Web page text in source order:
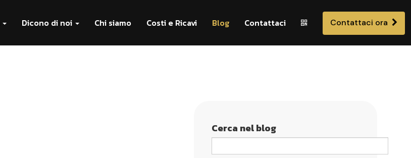
Dicono di noi Chi siamo Costi e Ricavi Blog Contattaci Contattaci ora
Cerca nel blog